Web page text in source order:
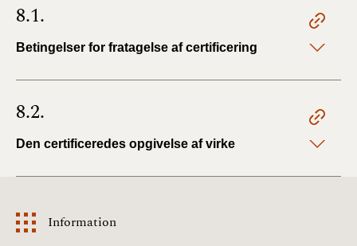
8.1.
Betingelser for fratagelse af certificering
8.2.
Den certificeredes opgivelse af virke
Information